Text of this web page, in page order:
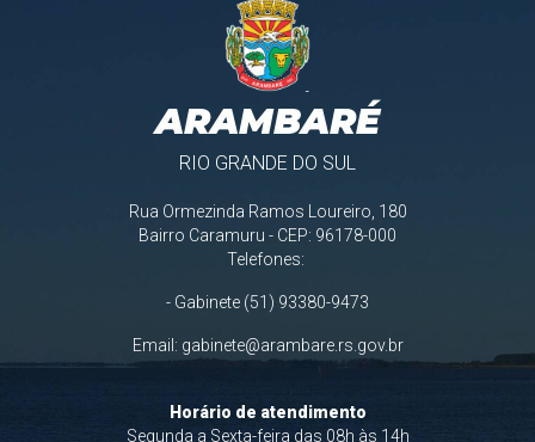
ARAMBARÉ
RIO GRANDE DO SUL
Rua Ormezinda Ramos Loureiro, 180
Bairro Caramuru - CEP: 96178-000
Telefones:
- Gabinete (51) 93380-9473
Email: gabinete@arambare.rs.gov.br
Horário de atendimento
Segunda a Sexta-feira das 08h às 14h